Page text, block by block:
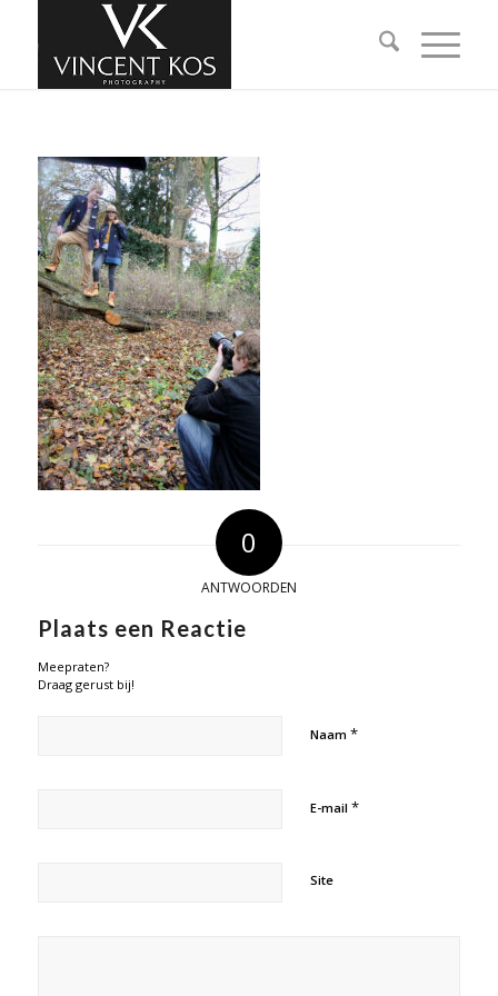
0
ANTWOORDEN
Plaats een Reactie
Meepraten?
Draag gerust bij!
Naam *
E-mail *
Site